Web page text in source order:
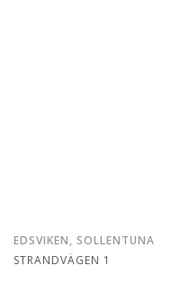
EDSVIKEN, SOLLENTUNA
STRANDVÄGEN 1